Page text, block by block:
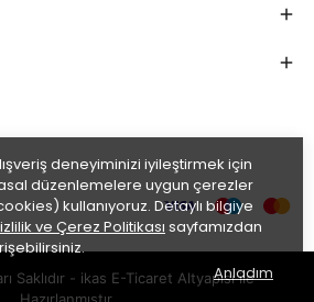
deneyiminizi iyileştirmek için
düzenlemelere uygun çerezler
kullanıyoruz. Detaylı bilgiye
ve Çerez Politikası sayfamızdan
Anladım
Saklıdır - ikas E-Ticaret Altyapısı ile